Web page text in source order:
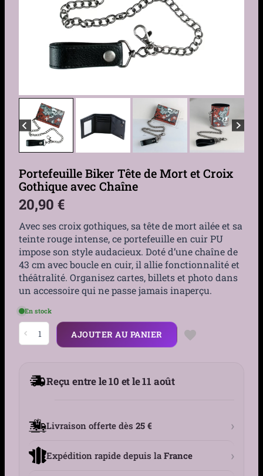
Portefeuille Biker Tête de Mort et Croix
Gothique avec Chaîne
20,90 €
Avec ses croix gothiques, sa tête de mort ailée et sa
teinte rouge intense, ce portefeuille en cuir PU
impose son style audacieux. Doté d’une chaîne de
43 cm avec boucle en cuir, il allie fonctionnalité et
théâtralité. Organisez cartes, billets et photo dans
un accessoire qui ne passe jamais inaperçu.
En stock
quantité
de
Portefeuille
Mort
avec
Chaîne
AJOUTER AU PANIER
Reçu entre le 10 et le 11 août
Livraison offerte dès 25 € ›
Expédition rapide depuis la France ›